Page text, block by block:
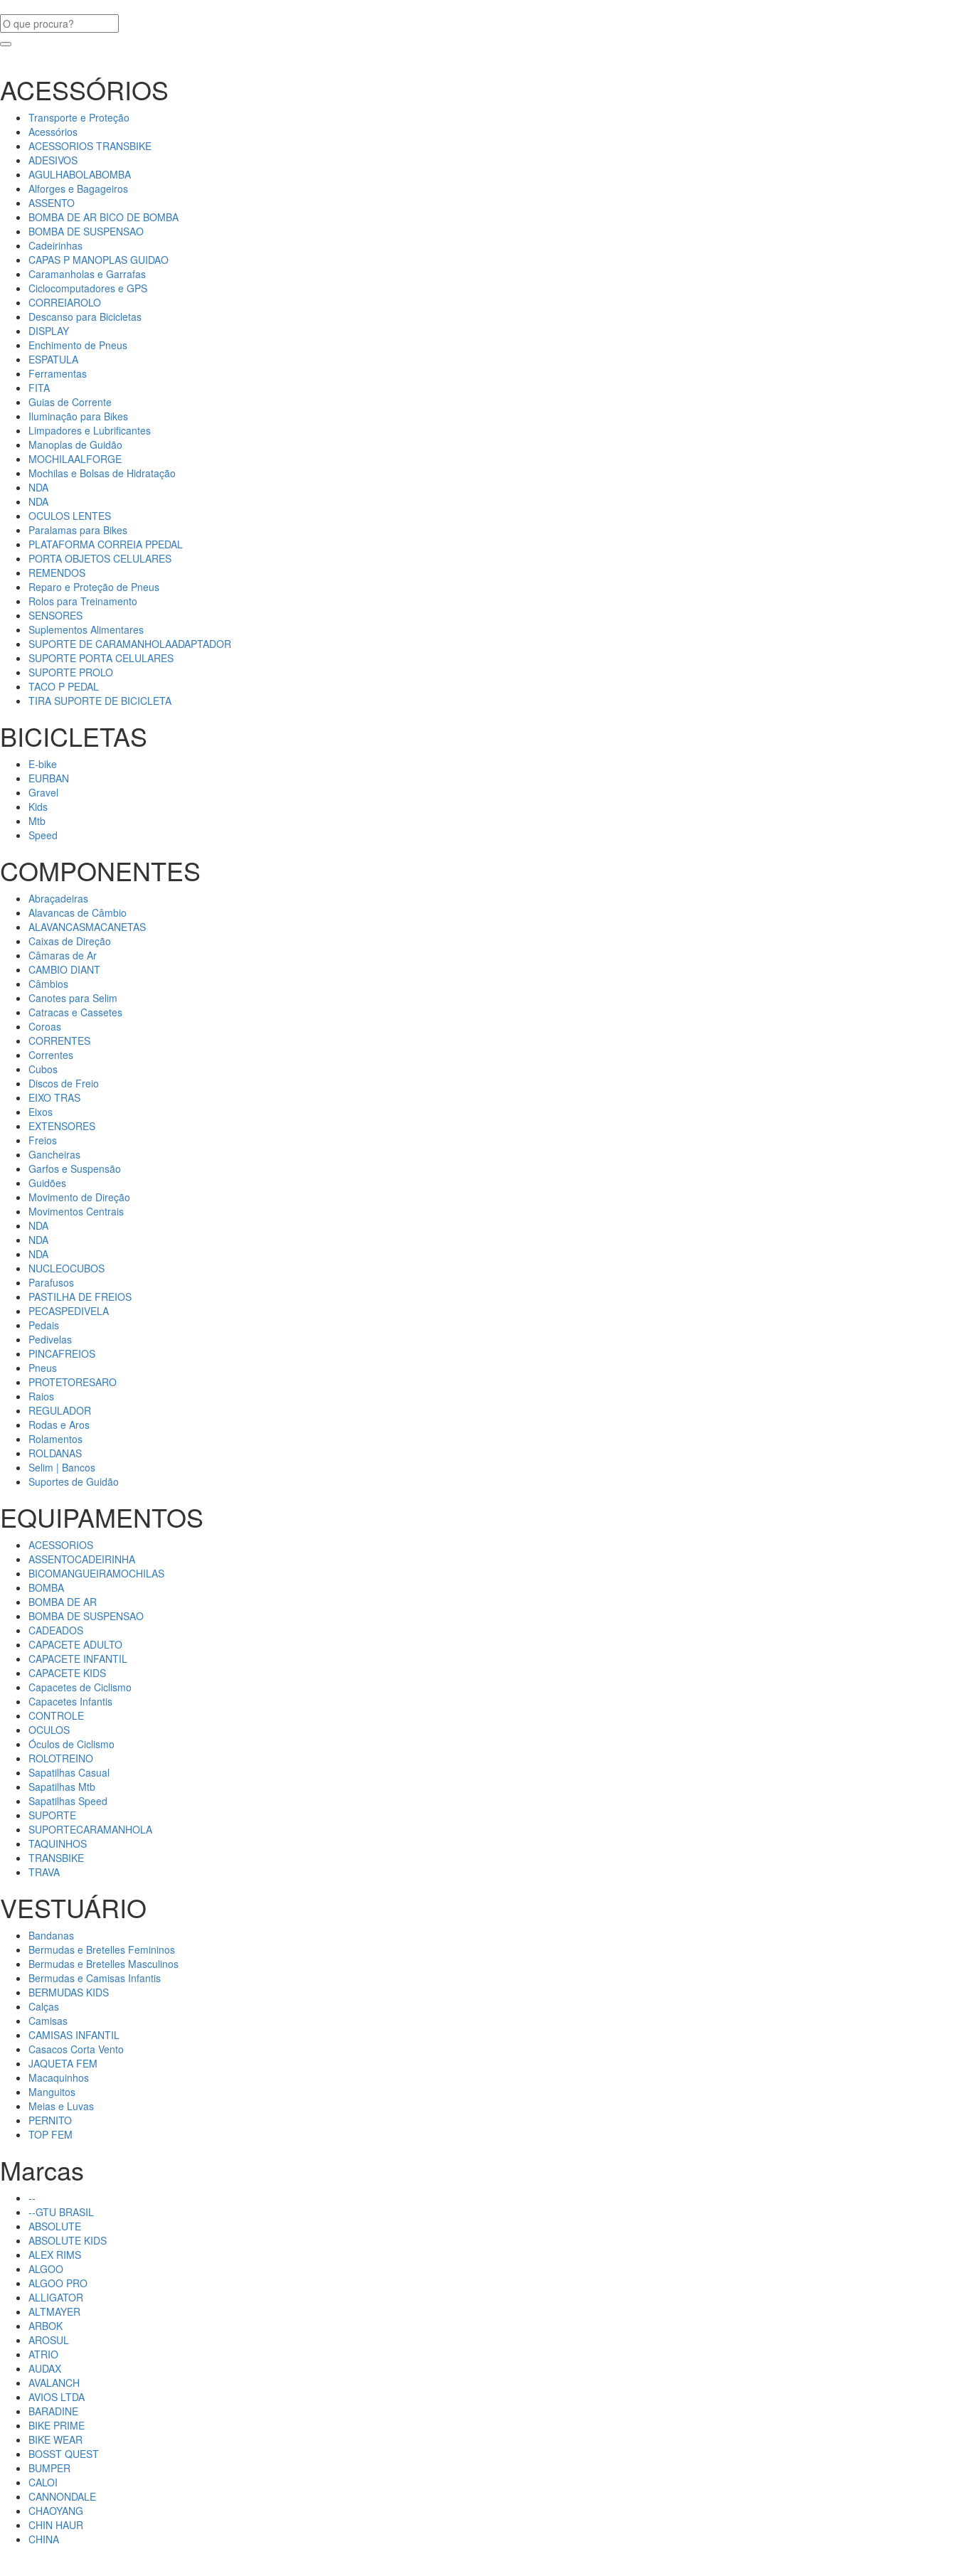
ACESSÓRIOS
Transporte e Proteção
Acessórios
ACESSORIOS TRANSBIKE
ADESIVOS
AGULHABOLABOMBA
Alforges e Bagageiros
ASSENTO
BOMBA DE AR BICO DE BOMBA
BOMBA DE SUSPENSAO
Cadeirinhas
CAPAS P MANOPLAS GUIDAO
Caramanholas e Garrafas
Ciclocomputadores e GPS
CORREIAROLO
Descanso para Bicicletas
DISPLAY
Enchimento de Pneus
ESPATULA
Ferramentas
FITA
Guias de Corrente
Iluminação para Bikes
Limpadores e Lubrificantes
Manoplas de Guidão
MOCHILAALFORGE
Mochilas e Bolsas de Hidratação
NDA
NDA
OCULOS LENTES
Paralamas para Bikes
PLATAFORMA CORREIA PPEDAL
PORTA OBJETOS CELULARES
REMENDOS
Reparo e Proteção de Pneus
Rolos para Treinamento
SENSORES
Suplementos Alimentares
SUPORTE DE CARAMANHOLAADAPTADOR
SUPORTE PORTA CELULARES
SUPORTE PROLO
TACO P PEDAL
TIRA SUPORTE DE BICICLETA
BICICLETAS
E-bike
EURBAN
Gravel
Kids
Mtb
Speed
COMPONENTES
Abraçadeiras
Alavancas de Câmbio
ALAVANCASMACANETAS
Caixas de Direção
Câmaras de Ar
CAMBIO DIANT
Câmbios
Canotes para Selim
Catracas e Cassetes
Coroas
CORRENTES
Correntes
Cubos
Discos de Freio
EIXO TRAS
Eixos
EXTENSORES
Freios
Gancheiras
Garfos e Suspensão
Guidões
Movimento de Direção
Movimentos Centrais
NDA
NDA
NDA
NUCLEOCUBOS
Parafusos
PASTILHA DE FREIOS
PECASPEDIVELA
Pedais
Pedivelas
PINCAFREIOS
Pneus
PROTETORESARO
Raios
REGULADOR
Rodas e Aros
Rolamentos
ROLDANAS
Selim | Bancos
Suportes de Guidão
EQUIPAMENTOS
ACESSORIOS
ASSENTOCADEIRINHA
BICOMANGUEIRAMOCHILAS
BOMBA
BOMBA DE AR
BOMBA DE SUSPENSAO
CADEADOS
CAPACETE ADULTO
CAPACETE INFANTIL
CAPACETE KIDS
Capacetes de Ciclismo
Capacetes Infantis
CONTROLE
OCULOS
Óculos de Ciclismo
ROLOTREINO
Sapatilhas Casual
Sapatilhas Mtb
Sapatilhas Speed
SUPORTE
SUPORTECARAMANHOLA
TAQUINHOS
TRANSBIKE
TRAVA
VESTUÁRIO
Bandanas
Bermudas e Bretelles Femininos
Bermudas e Bretelles Masculinos
Bermudas e Camisas Infantis
BERMUDAS KIDS
Calças
Camisas
CAMISAS INFANTIL
Casacos Corta Vento
JAQUETA FEM
Macaquinhos
Manguitos
Meias e Luvas
PERNITO
TOP FEM
Marcas
--
--GTU BRASIL
ABSOLUTE
ABSOLUTE KIDS
ALEX RIMS
ALGOO
ALGOO PRO
ALLIGATOR
ALTMAYER
ARBOK
AROSUL
ATRIO
AUDAX
AVALANCH
AVIOS LTDA
BARADINE
BIKE PRIME
BIKE WEAR
BOSST QUEST
BUMPER
CALOI
CANNONDALE
CHAOYANG
CHIN HAUR
CHINA